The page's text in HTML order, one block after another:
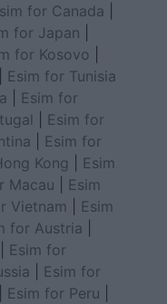
for Canada
for Japan
for Kosovo
Esim for Tunisia
Esim for
Esim for
Esim for
Kong
Esim
Macau
Esim
Vietnam
Esim
for Austria
Esim for
Esim for
Esim for Peru